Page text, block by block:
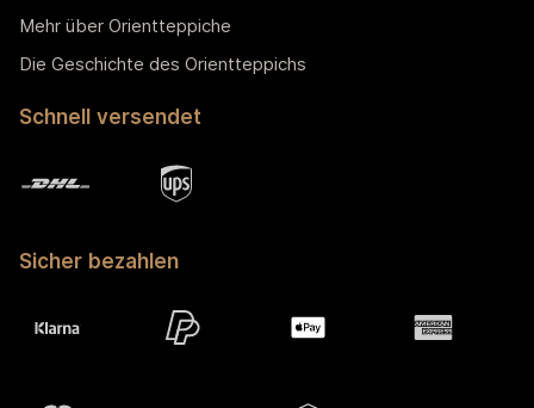
Mehr über Orientteppiche
Die Geschichte des Orientteppichs
Schnell versendet
Sicher bezahlen